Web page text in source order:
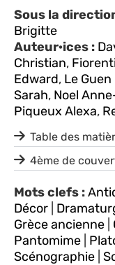
Sous la
Brigitte
Auteur·ices :
Christian,
Edward, Le
Sarah, Noel
Piqueux Alexa,
Table des
4ème de
Mots clefs :
Décor
Grèce ancienne
Pantomime
Scénographie